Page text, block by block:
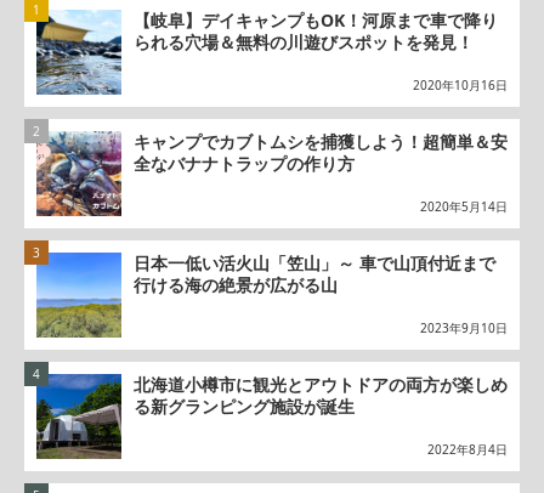
【岐阜】デイキャンプもOK！河原まで車で降り
られる穴場＆無料の川遊びスポットを発見！
2020年10月16日
キャンプでカブトムシを捕獲しよう！超簡単＆安
全なバナナトラップの作り方
2020年5月14日
日本一低い活火山「笠山」～ 車で山頂付近まで
行ける海の絶景が広がる山
2023年9月10日
北海道小樽市に観光とアウトドアの両方が楽しめ
る新グランピング施設が誕生
2022年8月4日